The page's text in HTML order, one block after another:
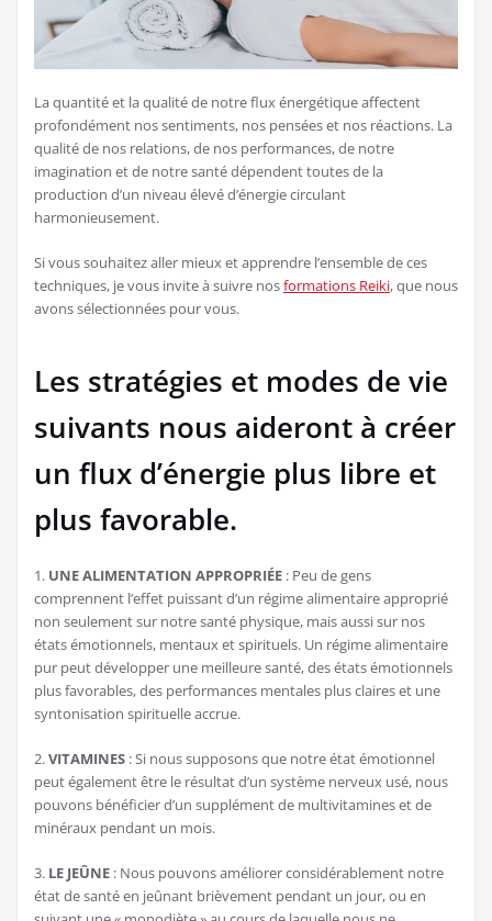
La quantité et la qualité de notre flux énergétique affectent
profondément nos sentiments, nos pensées et nos réactions. La
qualité de nos relations, de nos performances, de notre
imagination et de notre santé dépendent toutes de la
production d’un niveau élevé d’énergie circulant
harmonieusement.
Si vous souhaitez aller mieux et apprendre l’ensemble de ces
techniques, je vous invite à suivre nosformations Reiki, que nous
avons sélectionnées pour vous.
Les stratégies et modes de vie
suivants nous aideront à créer
un flux d’énergie plus libre et
plus favorable.
1. UNE ALIMENTATION APPROPRIÉE : Peu de gens
comprennent l’effet puissant d’un régime alimentaire approprié
non seulement sur notre santé physique, mais aussi sur nos
états émotionnels, mentaux et spirituels. Un régime alimentaire
pur peut développer une meilleure santé, des états émotionnels
plus favorables, des performances mentales plus claires et une
syntonisation spirituelle accrue.
2.VITAMINES : Si nous supposons que notre état émotionnel
peut également être le résultat d’un système nerveux usé, nous
pouvons bénéficier d’un supplément de multivitamines et de
minéraux pendant un mois.
3. LE JEÛNE : Nous pouvons améliorer considérablement notre
état de santé en jeûnant brièvement pendant un jour, ou en